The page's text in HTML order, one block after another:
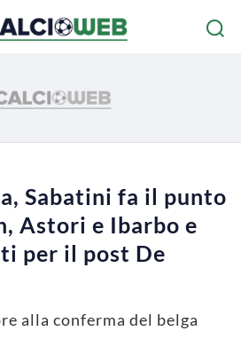
Sabatini fa il punto
Astori e Ibarbo e
per il post De
alla conferma del belga